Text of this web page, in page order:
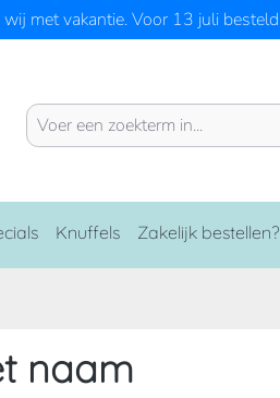
met vakantie. Voor 13 juli
Knuffels Zakelijk bestellen?
naam